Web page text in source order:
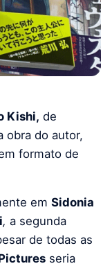
Kishi, de
obra do autor,
formato de
em Sidonia
, a segunda
de todas as
seria